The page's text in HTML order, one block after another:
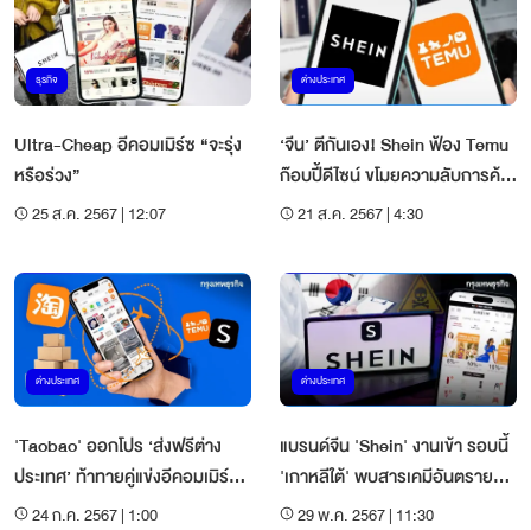
ธุรกิจ
Ultra-Cheap อีคอมเมิร์ซ “จะรุ่ง
หรือร่วง”
25 ส.ค. 2567 | 12:07
ต่างประเทศ
‘จีน’ ตีกันเอง! Shein ฟ้อง Temu
ก๊อบปี้ดีไซน์ ขโมยความลับการค้า
เพื่อชิงยอดขาย
21 ส.ค. 2567 | 4:30
ต่างประเทศ
'Taobao' ออกโปร ‘ส่งฟรีต่าง
ประเทศ’ ท้าทายคู่แข่งอีคอมเมิร์ซ
Temu และ SHEIN
24 ก.ค. 2567 | 1:00
ต่างประเทศ
แบรนด์จีน 'Shein' งานเข้า รอบนี้
'เกาหลีใต้' พบสารเคมีอันตราย
400 เท่า!
29 พ.ค. 2567 | 11:30